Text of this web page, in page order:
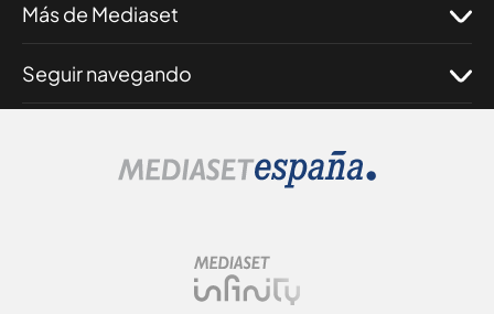
Más de Mediaset
Seguir navegando